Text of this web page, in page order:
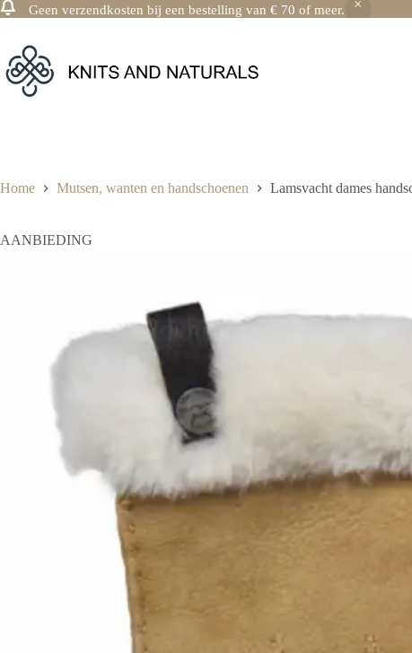
Geen verzendkosten bij een bestelling van € 70 of meer.
de
inhoud
Home Mutsen, wanten en handschoenen Lamsvacht dames
AANBIEDING